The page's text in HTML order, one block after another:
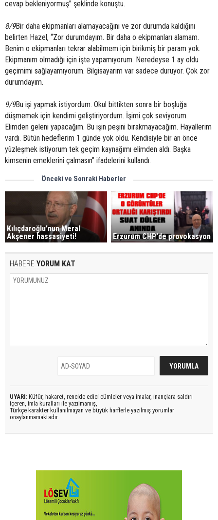
cevap bekleniyormuş” şeklinde konuştu.
8/9Bir daha ekipmanları alamayacağını ve zor durumda kaldığını
belirten Hazel, “Zor durumdayım. Bir daha o ekipmanları alamam.
Benim o ekipmanları tekrar alabilmem için birikmiş bir param yok.
Ekipmanım olmadığı için işte yapamıyorum. Neredeyse 1 ay oldu
geçimimi sağlayamıyorum. Bilgisayarım var sadece duruyor. Çok zor
durumdayım.
9/9Bu işi yapmak istiyordum. Okul bittikten sonra bir boşluğa
düşmemek için kendimi geliştiriyordum. İşimi çok seviyorum.
Elimden geleni yapacağım. Bu işin peşini bırakmayacağım. Hayallerim
vardı. Bütün hedeflerim 1 günde yok oldu. Kendisiyle bir an önce
yüzleşmek istiyorum tek geçim kaynağımı elimden aldı. Başka
kimsenin emeklerini çalmasın” ifadelerini kullandı.
Önceki ve Sonraki Haberler
Kılıçdaroğlu’nun Meral
Akşener hassasiyeti!
Erzurum CHP'de provokasyon
HABERE YORUM KAT
UYARI: Küfür, hakaret, rencide edici cümleler veya imalar, inançlara saldırı
içeren, imla kuralları ile yazılmamış,
Türkçe karakter kullanılmayan ve büyük harflerle yazılmış yorumlar
onaylanmamaktadır.